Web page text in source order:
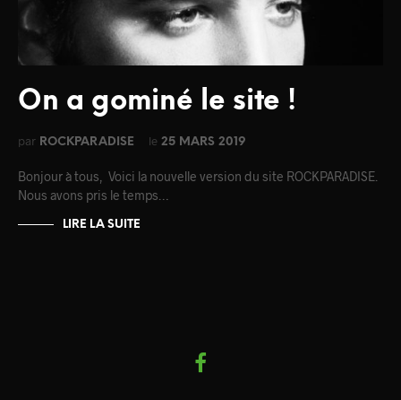
On a gominé le site !
par ROCKPARADISE le 25 MARS 2019
Bonjour à tous, Voici la nouvelle version du site ROCKPARADISE.
Nous avons pris le temps…
LIRE LA SUITE